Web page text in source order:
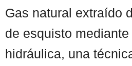
Gas natural extraído
de esquisto
hidráulica, una